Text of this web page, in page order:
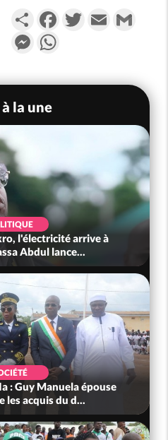
PartagerFacebookTwitterEmail
Messenger
la une
l'électricité arrive à
Abdul lance...
: Guy Manuela épouse
les acquis du d...